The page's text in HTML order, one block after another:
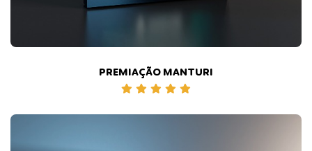
PREMIAÇÃO MANTURI